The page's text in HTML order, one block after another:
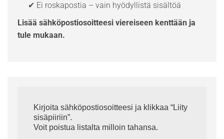
✔ Ei roskapostia – vain hyödyllistä sisältöä
Lisää sähköpostiosoitteesi viereiseen kenttään ja
tule mukaan.
Kirjoita sähköpostiosoitteesi ja klikkaa “Liity
sisäpiiriin”.
Voit poistua listalta milloin tahansa.